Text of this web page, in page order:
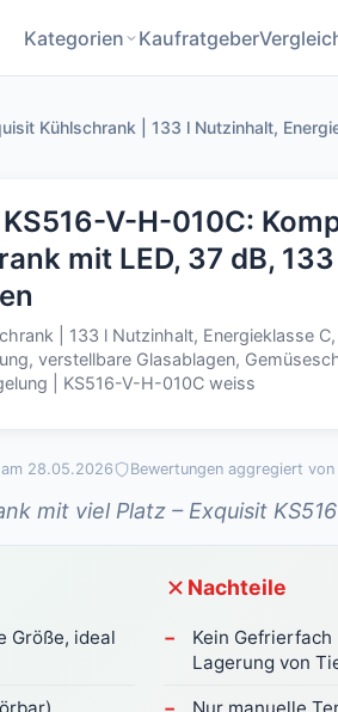
Kategorien Kaufratgeber
Kühlschrank | 133 l Nutzinhalt,
V-H-010C:
mit LED, 37 dB,
| 133 l Nutzinhalt, Energieklasse
verstellbare Glasablagen,
| KS516-V-H-010C weiss
28.05.2026 Bewertungen aggregiert von
mit viel Platz – Exquisit
Größe, ideal
Nachteile
Kein
Lagerung von